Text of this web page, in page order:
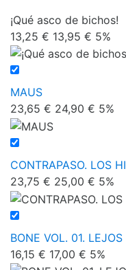
¡Qué asco de bichos!
13,25 € 13,95 € 5%
MAUS
23,65 € 24,90 € 5%
CONTRAPASO. LOS
23,75 € 25,00 € 5%
BONE VOL. 01.
16,15 € 17,00 € 5%